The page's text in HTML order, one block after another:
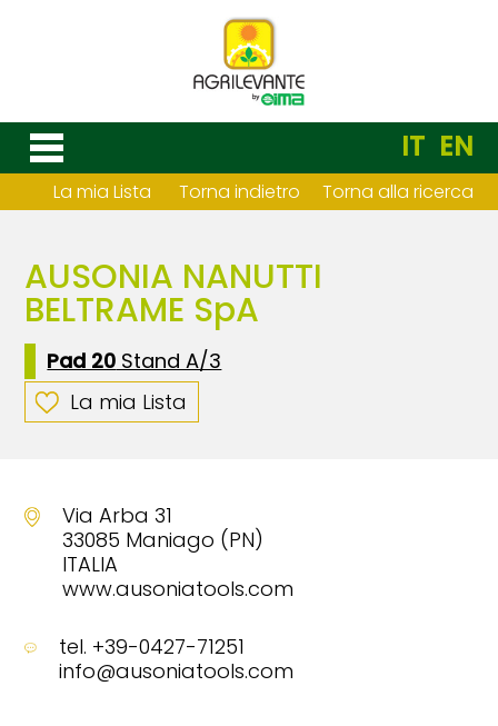
IT EN
La mia Lista Torna indietro Torna alla ricerca
AUSONIA NANUTTI
BELTRAME SpA
Pad 20 Stand A/3
La mia Lista
Via Arba 31
33085 Maniago (PN)
ITALIA
www.ausoniatools.com
tel. +39-0427-71251
info@ausoniatools.com